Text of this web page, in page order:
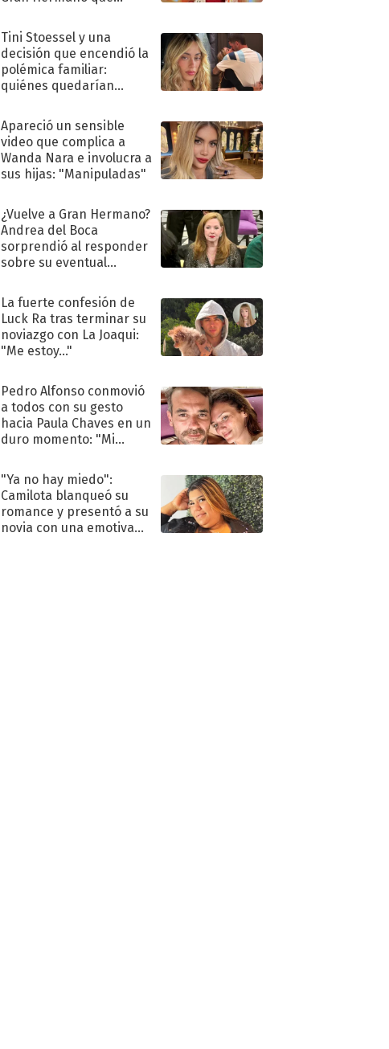
Tini Stoessel y una
decisión que encendió la
polémica familiar:
quiénes quedarían
Apareció un sensible
video que complica a
Wanda Nara e involucra a
sus hijas: "Manipuladas"
¿Vuelve a Gran Hermano?
Andrea del Boca
sorprendió al responder
sobre su eventual
La fuerte confesión de
Luck Ra tras terminar su
noviazgo con La Joaqui:
"Me estoy..."
Pedro Alfonso conmovió
a todos con su gesto
hacia Paula Chaves en un
duro momento: "Mi
terapéutico"
"Ya no hay miedo":
Camilota blanqueó su
romance y presentó a su
novia con una emotiva